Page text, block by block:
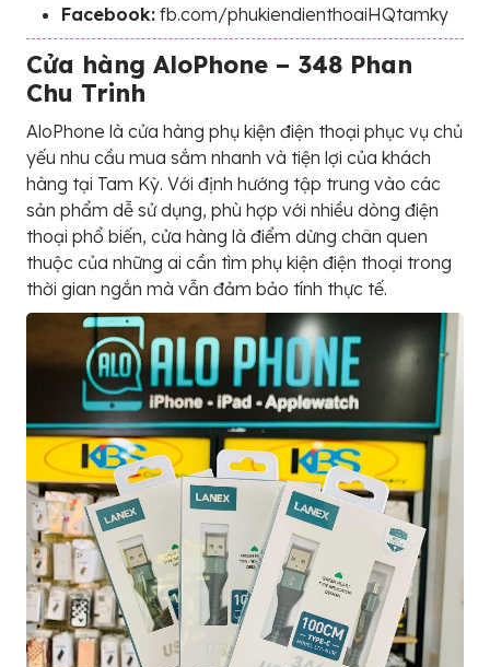
Facebook: fb.com/phukiendienthoaiHQtamky
Cửa hàng AloPhone – 348 Phan
Chu Trinh
AloPhone là cửa hàng phụ kiện điện thoại phục vụ chủ
yếu nhu cầu mua sắm nhanh và tiện lợi của khách
hàng tại Tam Kỳ. Với định hướng tập trung vào các
sản phẩm dễ sử dụng, phù hợp với nhiều dòng điện
thoại phổ biến, cửa hàng là điểm dừng chân quen
thuộc của những ai cần tìm phụ kiện điện thoại trong
thời gian ngắn mà vẫn đảm bảo tính thực tế.